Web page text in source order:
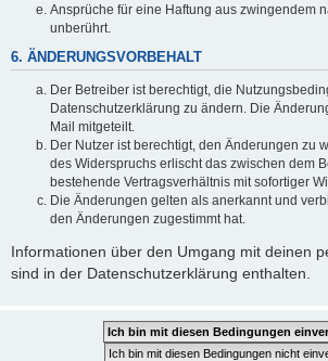
Ansprüche für eine Haftung aus zwingendem
unberührt.
6. ÄNDERUNGSVORBEHALT
Der Betreiber ist berechtigt, die
Datenschutzerklärung zu ändern. Die
Mail mitgeteilt.
Der Nutzer ist berechtigt, den Änderungen zu
des Widerspruchs erlischt das zwischen dem
bestehende Vertragsverhältnis mit sofortiger
Die Änderungen gelten als anerkannt und
den Änderungen zugestimmt hat.
Informationen über den Umgang mit deinen
sind in der Datenschutzerklärung enthalten.